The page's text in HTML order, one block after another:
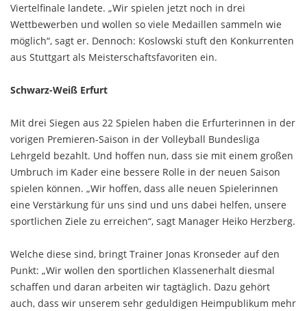
Viertelfinale landete. „Wir spielen jetzt noch in drei
Wettbewerben und wollen so viele Medaillen sammeln wie
möglich“, sagt er. Dennoch: Koslowski stuft den Konkurrenten
aus Stuttgart als Meisterschaftsfavoriten ein.
Schwarz-Weiß Erfurt
Mit drei Siegen aus 22 Spielen haben die Erfurterinnen in der
vorigen Premieren-Saison in der Volleyball Bundesliga
Lehrgeld bezahlt. Und hoffen nun, dass sie mit einem großen
Umbruch im Kader eine bessere Rolle in der neuen Saison
spielen können. „Wir hoffen, dass alle neuen Spielerinnen
eine Verstärkung für uns sind und uns dabei helfen, unsere
sportlichen Ziele zu erreichen“, sagt Manager Heiko Herzberg.
Welche diese sind, bringt Trainer Jonas Kronseder auf den
Punkt: „Wir wollen den sportlichen Klassenerhalt diesmal
schaffen und daran arbeiten wir tagtäglich. Dazu gehört
auch, dass wir unserem sehr geduldigen Heimpublikum mehr